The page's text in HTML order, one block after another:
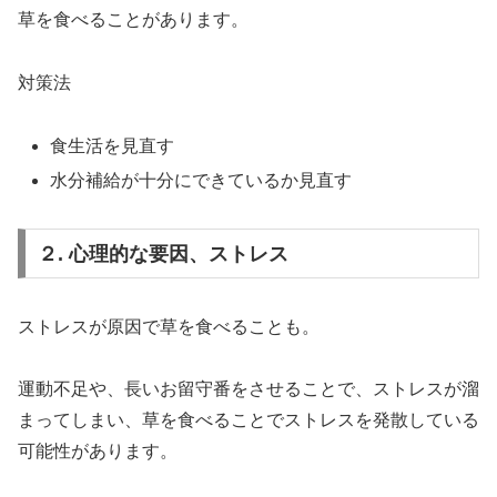
草を食べることがあります。
対策法
食生活を見直す
水分補給が十分にできているか見直す
２. 心理的な要因、ストレス
ストレスが原因で草を食べることも。
運動不足や、長いお留守番をさせることで、ストレスが溜
まってしまい、草を食べることでストレスを発散している
可能性があります。